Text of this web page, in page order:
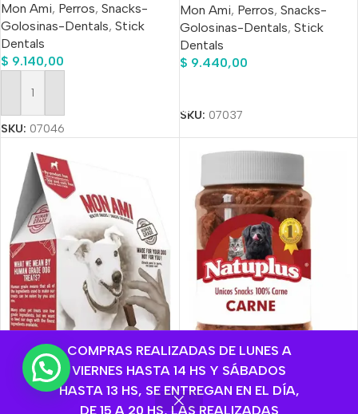
COMPRAS REALIZADAS DE LUNES A
VIERNES HASTA 14 HS Y SÁBADOS
HASTA 13 HS, SE ENTREGAN EN EL DÍA,
DE 15 A 20 HS, LAS REALIZADAS
Mon Ami, Perros, Snacks-
Golosinas-Dentals, Stick
Dentals
$ 9.140,00
Añadir Al Carrito
SKU: 07046
Mon Ami, Perros, Snacks-
Golosinas-Dentals, Stick
Dentals
$ 9.440,00
SKU: 07037
💬 ¿Necesitas ayuda?